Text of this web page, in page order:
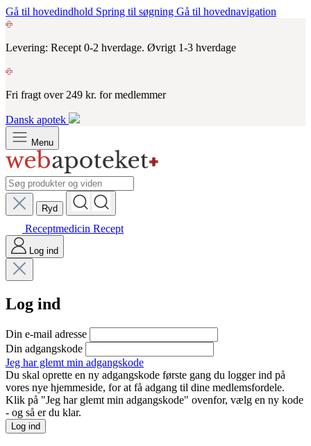
Gå til hovedindhold Spring til søgning Gå til hovednavigation
Levering: Recept 0-2 hverdage. Øvrigt 1-3 hverdage
Fri fragt over 249 kr. for medlemmer
Dansk apotek
Menu
Ryd
Receptmedicin Recept
Log ind
Log ind
Din e-mail adresse
Din adgangskode
Jeg har glemt min adgangskode
Du skal oprette en ny adgangskode første gang du logger ind på
vores nye hjemmeside, for at få adgang til dine medlemsfordele.
Klik på "Jeg har glemt min adgangskode" ovenfor, vælg en ny kode
- og så er du klar.
Log ind